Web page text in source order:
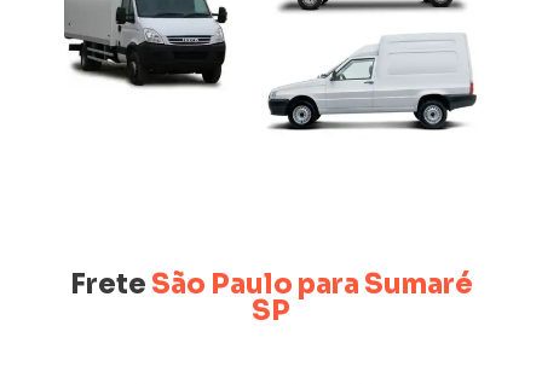
Frete São Paulo para Sumaré
SP